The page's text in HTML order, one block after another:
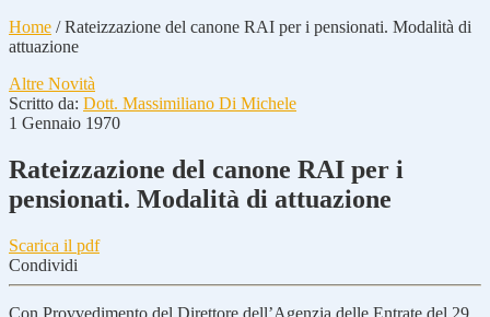
Home /Rateizzazione del canone RAI per i pensionati. Modalità di
attuazione
Altre Novità
Scritto da: Dott. Massimiliano Di Michele
1 Gennaio 1970
Rateizzazione del canone RAI per i
pensionati. Modalità di attuazione
Scarica il pdf
Condividi
Con Provvedimento del Direttore dell’Agenzia delle Entrate del 29